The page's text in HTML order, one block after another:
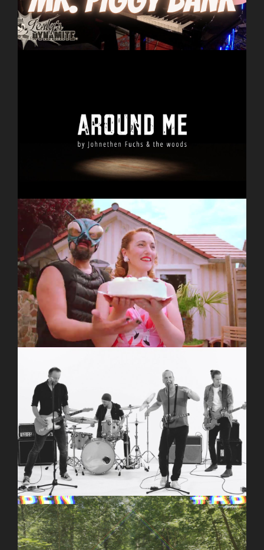
Johnethen Fuchs & The Woods – Around Me
(official Musicvideo)
BIG FAT SHAKIN´ – Flap ’n‘ Wag – Mosquito
Attack! (OFFICIAL VIDEO 2022)
SPUN – Apart (Official Video 2022)